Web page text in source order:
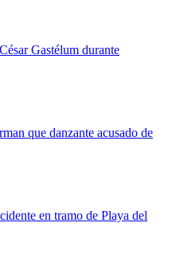
Gastélum durante
que danzante acusado de
en tramo de Playa del